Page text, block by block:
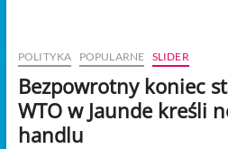
POLITYKA POPULARNE SLIDER
Bezpowrotny koniec
WTO w Jaunde kreśli
handlu